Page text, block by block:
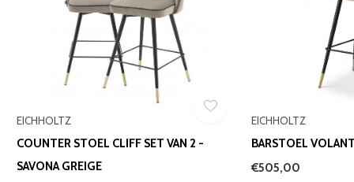
EICHHOLTZ
COUNTER STOEL CLIFF SET VAN 2 -
SAVONA GREIGE
EICHHOLTZ
BARSTOEL
€505,00